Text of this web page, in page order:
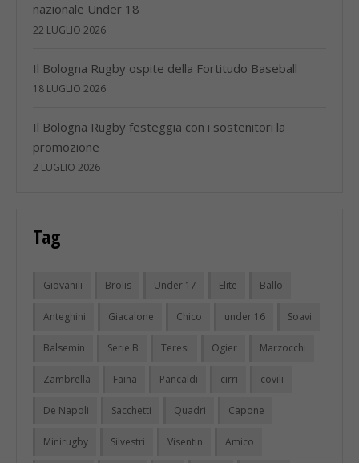
nazionale Under 18
22 LUGLIO 2026
Il Bologna Rugby ospite della Fortitudo Baseball
18 LUGLIO 2026
Il Bologna Rugby festeggia con i sostenitori la
promozione
2 LUGLIO 2026
Tag
Giovanili Brolis Under 17 Elite Ballo
Anteghini Giacalone Chico under 16 Soavi
Balsemin Serie B Teresi Ogier Marzocchi
Zambrella Faina Pancaldi cirri covili
De Napoli Sacchetti Quadri Capone
Minirugby Silvestri Visentin Amico